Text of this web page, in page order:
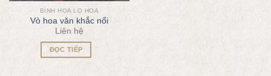
BÌNH HOA LỌ HOA
Vò hoa văn khắc nổi
Liên hệ
ĐỌC TIẾP